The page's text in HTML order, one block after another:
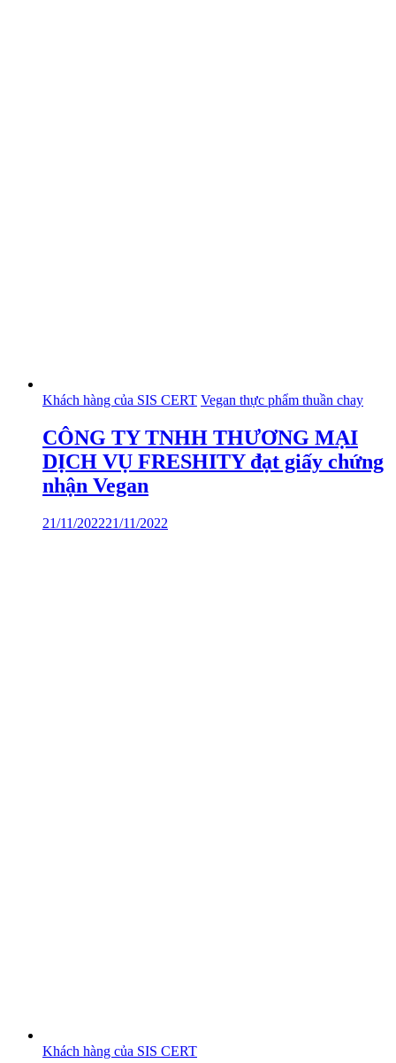
Khách hàng của SIS CERT Vegan thực phẩm thuần chay
CÔNG TY TNHH THƯƠNG MẠI
DỊCH VỤ FRESHITY đạt giấy chứng
nhận Vegan
21/11/202221/11/2022
Khách hàng của SIS CERT